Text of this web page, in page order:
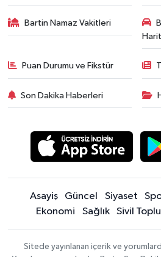
Bartin Namaz Vakitleri
Puan Durumu ve Fikstür
Son Dakika Haberleri
Asayiş Güncel Siyaset
Ekonomi
Sağlık Sivil
Sitede yayınlanan içerik ve